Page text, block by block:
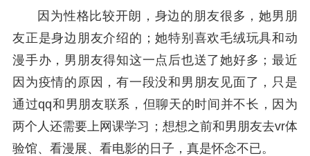
因为性格比较开朗，身边的朋友很多，她男朋
友正是身边朋友介绍的；她特别喜欢毛绒玩具和动
漫手办，男朋友得知这一点后也送了她好多；最近
因为疫情的原因，有一段没和男朋友见面了，只是
通过qq和男朋友联系，但聊天的时间并不长，因为
两个人还需要上网课学习；想想之前和男朋友去vr体
验馆、看漫展、看电影的日子，真是怀念不已。